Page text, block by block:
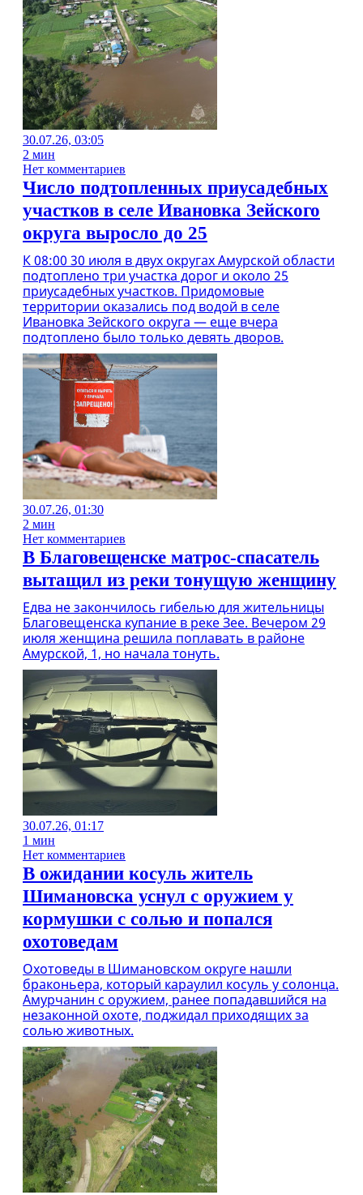
30.07.26, 03:05
2 мин
Нет комментариев
Число подтопленных приусадебных
участков в селе Ивановка Зейского
округа выросло до 25
К 08:00 30 июля в двух округах Амурской области
подтоплено три участка дорог и около 25
приусадебных участков. Придомовые
территории оказались под водой в селе
Ивановка Зейского округа — еще вчера
подтоплено было только девять дворов.
30.07.26, 01:30
2 мин
Нет комментариев
В Благовещенске матрос-спасатель
вытащил из реки тонущую женщину
Едва не закончилось гибелью для жительницы
Благовещенска купание в реке Зее. Вечером 29
июля женщина решила поплавать в районе
Амурской, 1, но начала тонуть.
30.07.26, 01:17
1 мин
Нет комментариев
В ожидании косуль житель
Шимановска уснул с оружием у
кормушки с солью и попался
охотоведам
Охотоведы в Шимановском округе нашли
браконьера, который караулил косуль у солонца.
Амурчанин с оружием, ранее попадавшийся на
незаконной охоте, поджидал приходящих за
солью животных.